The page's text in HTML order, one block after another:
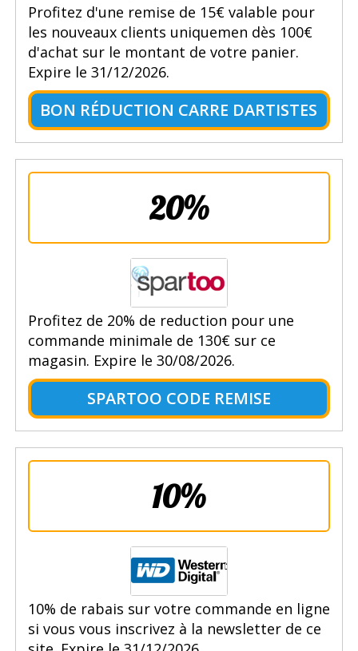
Profitez d'une remise de 15€ valable pour
les nouveaux clients uniquemen dès 100€
d'achat sur le montant de votre panier.
Expire le 31/12/2026.
BON RÉDUCTION CARRE DARTISTES
20%
Profitez de 20% de reduction pour une
commande minimale de 130€ sur ce
magasin. Expire le 30/08/2026.
SPARTOO CODE REMISE
10%
10% de rabais sur votre commande en ligne
si vous vous inscrivez à la newsletter de ce